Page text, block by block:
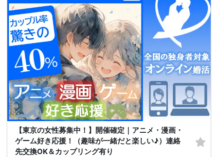
【東京の女性募集中！】開催確定｜アニメ・漫画・
ゲーム好き応援！（趣味が一緒だと楽しい♪）連絡
先交換OK＆カップリング有り